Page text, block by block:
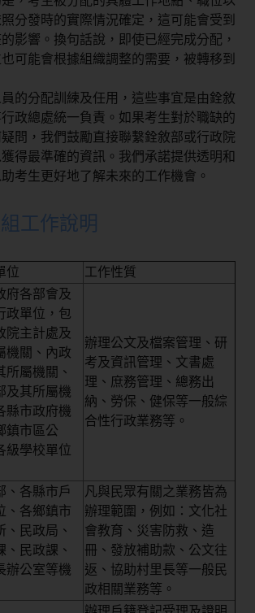
分發時的實際情況確定，這可能會受到
影響。換句話說，即使已經完成分配，
可能會根據組織調整的需要，被轉移到
的分配訓練及任用，這些事宜是由銓敘
政總處統一負責。如果考生對於職缺的
問，我們鼓勵直接聯繫銓敘部或行政院
得最準確的資訊。我們承諾提供透明和
考生更好地了解未來的工作機會。
工作說明
位 工作性質
府各部會及
政單位，包
院主計處及
機關、內政
所屬機關、
及其所屬機
縣市政府機
鎮市區公
級學校單位
辦理公文及檔案管理、研
考及資訊管理、文書處
理、庶務管理、總務出
納、勞保、健保等一般綜
合性行政業務等。
、各縣市戶
、各鄉鎮市
、民政局、
、民政課、
辦公室等機
凡與民眾有關之業務皆為
辦理範圍，例如：文化社
會教育、災害防救、造
冊、發放補助款、公文往
返、協助村里長等一般民
政相關業務等。